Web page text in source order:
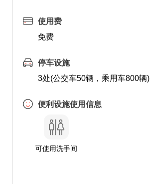
使用费
免费
停车设施
3处(公交车50辆，乘用车800辆)
便利设施使用信息
可使用洗手间